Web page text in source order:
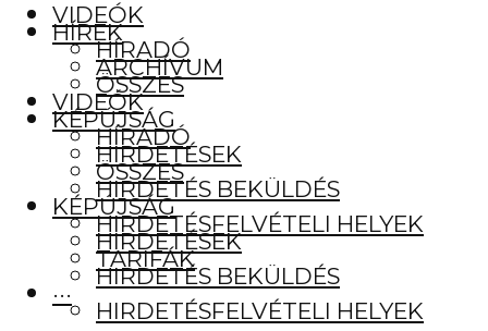
VIDEÓK
HÍRADÓ
ÖSSZES
KÉPÚJSÁG
HIRDETÉSEK
HIRDETÉS BEKÜLDÉS
HIRDETÉSFELVÉTELI HELYEK
TARIFÁK
···
HÍREK
ARCHÍVUM
VIDEÓK
HÍRADÓ
ÖSSZES
KÉPÚJSÁG
HIRDETÉSEK
HIRDETÉS BEKÜLDÉS
HIRDETÉSFELVÉTELI HELYEK